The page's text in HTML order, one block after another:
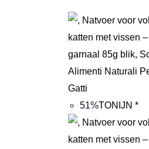
51%TONIJN *